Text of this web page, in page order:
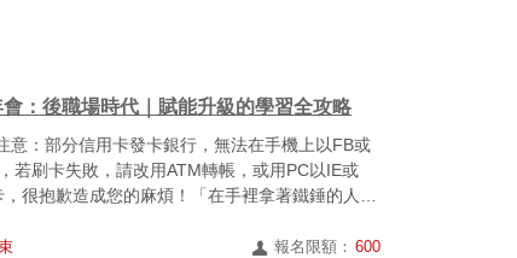
：後職場時代｜賦能升級的學習全攻略
意：部分信用卡發卡銀行，無法在手機上以FB或
若刷卡失敗，請改用ATM轉帳，或用PC以IE或
很抱歉造成您的麻煩！「在手裡拿著鐵錘的人眼
報名限額： 600